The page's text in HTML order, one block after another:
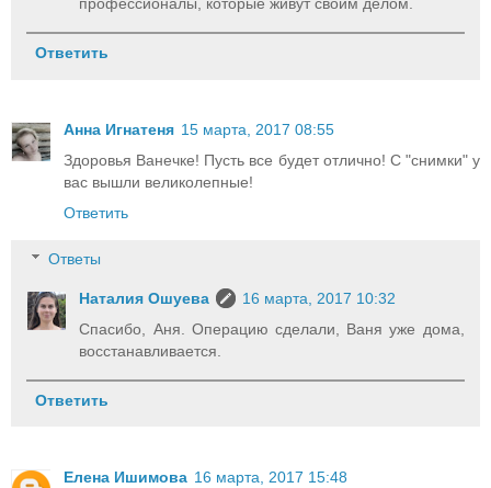
Ответить
Анна Игнатеня 15 марта, 2017 08:55
Здоровья Ванечке! Пусть все будет отлично! С "снимки" у
вас вышли великолепные!
Ответить
Ответы
Наталия Ошуева
16 марта, 2017 10:32
Спасибо, Аня. Операцию сделали, Ваня уже дома,
восстанавливается.
Ответить
Елена Ишимова 16 марта, 2017 15:48